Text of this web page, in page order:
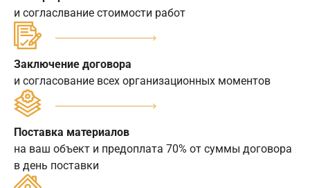
и согласлвание стоимости работ
Заключение договора
и согласование всех организационных моментов
Поставка материалов
на ваш объект и предоплата 70% от суммы договора
в день поставки